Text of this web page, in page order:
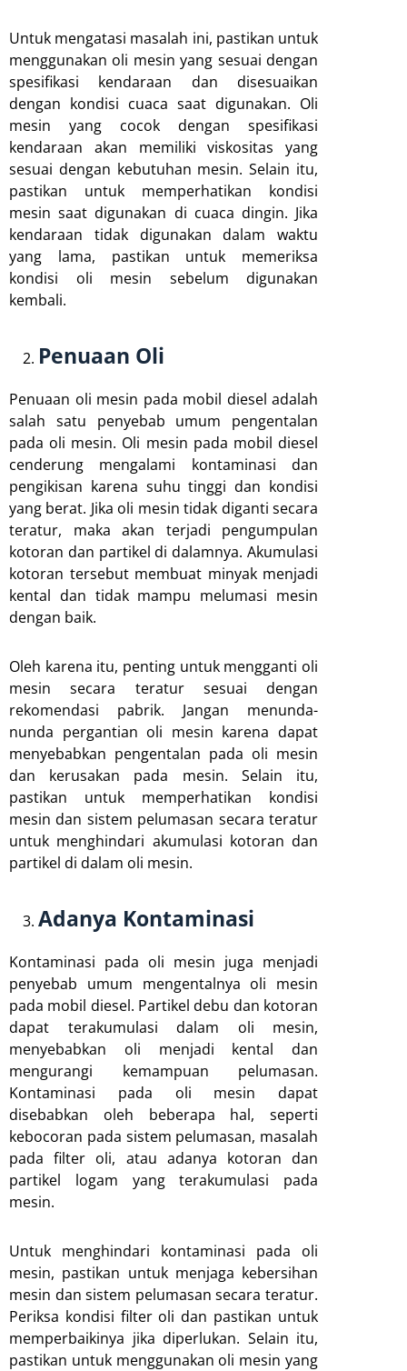
Untuk mengatasi masalah ini, pastikan untuk
menggunakan oli mesin yang sesuai dengan
spesifikasi kendaraan dan disesuaikan
dengan kondisi cuaca saat digunakan. Oli
mesin yang cocok dengan spesifikasi
kendaraan akan memiliki viskositas yang
sesuai dengan kebutuhan mesin. Selain itu,
pastikan untuk memperhatikan kondisi
mesin saat digunakan di cuaca dingin. Jika
kendaraan tidak digunakan dalam waktu
yang lama, pastikan untuk memeriksa
kondisi oli mesin sebelum digunakan
kembali.
Penuaan Oli
Penuaan oli mesin pada mobil diesel adalah
salah satu penyebab umum pengentalan
pada oli mesin. Oli mesin pada mobil diesel
cenderung mengalami kontaminasi dan
pengikisan karena suhu tinggi dan kondisi
yang berat. Jika oli mesin tidak diganti secara
teratur, maka akan terjadi pengumpulan
kotoran dan partikel di dalamnya. Akumulasi
kotoran tersebut membuat minyak menjadi
kental dan tidak mampu melumasi mesin
dengan baik.
Oleh karena itu, penting untuk mengganti oli
mesin secara teratur sesuai dengan
rekomendasi pabrik. Jangan menunda-
nunda pergantian oli mesin karena dapat
menyebabkan pengentalan pada oli mesin
dan kerusakan pada mesin. Selain itu,
pastikan untuk memperhatikan kondisi
mesin dan sistem pelumasan secara teratur
untuk menghindari akumulasi kotoran dan
partikel di dalam oli mesin.
Adanya Kontaminasi
Kontaminasi pada oli mesin juga menjadi
penyebab umum mengentalnya oli mesin
pada mobil diesel. Partikel debu dan kotoran
dapat terakumulasi dalam oli mesin,
menyebabkan oli menjadi kental dan
mengurangi kemampuan pelumasan.
Kontaminasi pada oli mesin dapat
disebabkan oleh beberapa hal, seperti
kebocoran pada sistem pelumasan, masalah
pada filter oli, atau adanya kotoran dan
partikel logam yang terakumulasi pada
mesin.
Untuk menghindari kontaminasi pada oli
mesin, pastikan untuk menjaga kebersihan
mesin dan sistem pelumasan secara teratur.
Periksa kondisi filter oli dan pastikan untuk
memperbaikinya jika diperlukan. Selain itu,
pastikan untuk menggunakan oli mesin yang